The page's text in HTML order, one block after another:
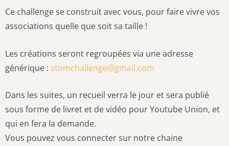
Ce challenge se construit avec vous, pour faire vivre vos
associations quelle que soit sa taille !
Les créations seront regroupées via une adresse
générique : stomchallenge@gmail.com
Dans les suites, un recueil verra le jour et sera publié
sous forme de livret et de vidéo pour Youtube Union, et
qui en fera la demande.
Vous pouvez vous connecter sur notre chaine